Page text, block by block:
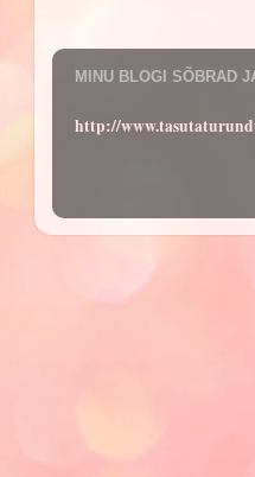
MINU BLOGI SÕBRAD
http://